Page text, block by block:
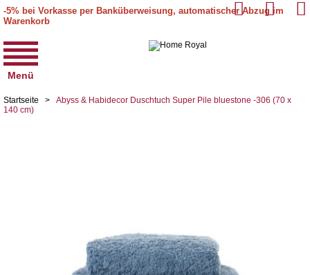
-5% bei Vorkasse per Banküberweisung, automatischer Abzug im
Warenkorb
Menü
Startseite >
Abyss & Habidecor Duschtuch Super Pile bluestone -306 (70 x
140 cm)